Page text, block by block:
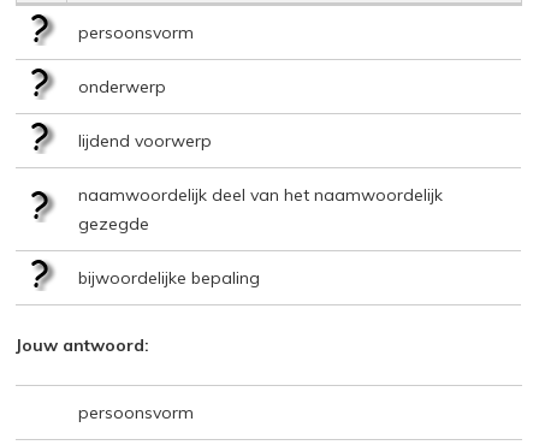
persoonsvorm
onderwerp
lijdend voorwerp
naamwoordelijk deel van het naamwoordelijk
gezegde
bijwoordelijke bepaling
Jouw antwoord:
persoonsvorm